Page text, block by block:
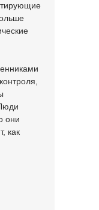
они
как